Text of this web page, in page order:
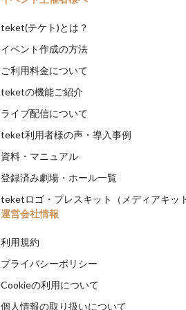
teket(テケト)とは？
イベント作成の方法
ご利用料金について
teketの機能ご紹介
ライブ配信について
teket利用者様の声・導入事例
資料・マニュアル
登録済み劇場・ホール一覧
teketロゴ・プレスキット（メディアキット
運営会社情報
利用規約
プライバシーポリシー
Cookieの利用について
個人情報の取り扱いについて